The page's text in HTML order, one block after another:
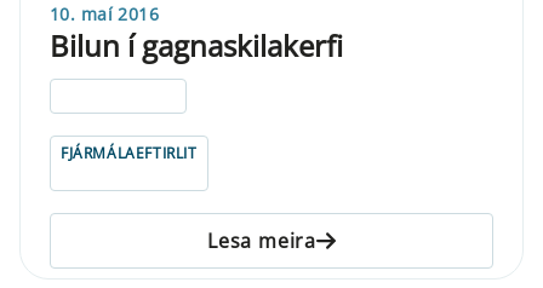
10. maí 2016
Bilun í gagnaskilakerfi
FJÁRMÁLAEFTIRLIT
Lesa meira